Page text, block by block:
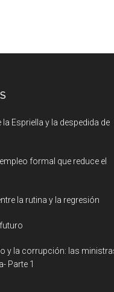
Espriella y la despedida de
formal que reduce el
la rutina y la regresión
y la corrupción: las
Parte 1